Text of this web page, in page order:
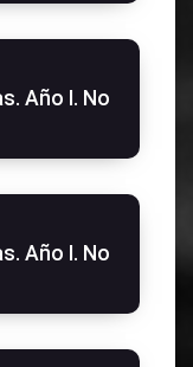
Año I. No
Año I. No